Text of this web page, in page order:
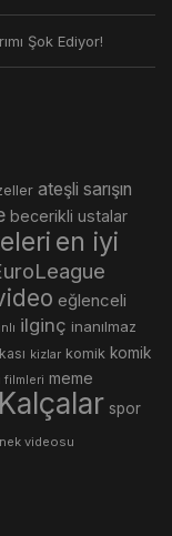
Şok Ediyor!
ateşli sarışın
becerikli ustalar
en iyi
eğlenceli
ilginç inanılmaz
kizlar komik komik
filmleri meme
spor
videosu